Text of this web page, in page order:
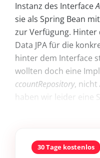
Instanz des Interface
sie als Spring Bean
zur Verfügung. Hinter
Data JPA für die
hinter dem Interface
wollten doch eine
ccountRepository, nicht
haben wir leider eine
30 Tage kostenlos